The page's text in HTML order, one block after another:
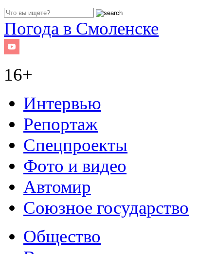
Погода в Смоленске
16+
Интервью
Репортаж
Спецпроекты
Фото и видео
Автомир
Союзное государство
Общество